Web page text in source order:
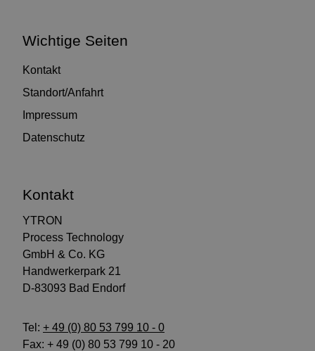
Wichtige Seiten
Kontakt
Standort/Anfahrt
Impressum
Datenschutz
Kontakt
YTRON
Process Technology
GmbH & Co. KG
Handwerkerpark 21
D-83093 Bad Endorf
Tel: + 49 (0) 80 53 799 10 - 0
Fax: + 49 (0) 80 53 799 10 - 20